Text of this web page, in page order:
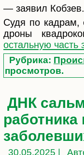
— заявил Кобзев.
Судя по кадрам,
дроны
остальную часть
Рубрика:
просмотров.
ДНК
30.05.2025 |